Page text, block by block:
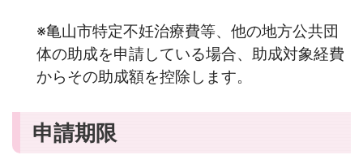
※亀山市特定不妊治療費等、他の地方公共団
体の助成を申請している場合、助成対象経費
からその助成額を控除します。
申請期限